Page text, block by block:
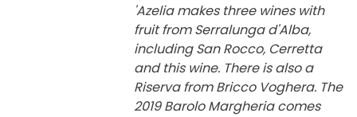
'Azelia makes three wines with
fruit from Serralunga d'Alba,
including San Rocco, Cerretta
and this wine. There is also a
Riserva from Bricco Voghera. The
2019 Barolo Margheria comes